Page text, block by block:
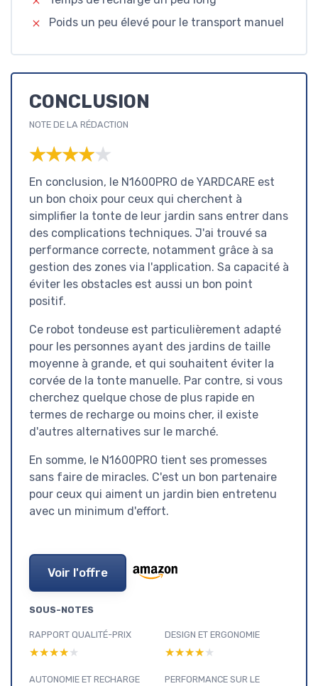
Poids un peu élevé pour le transport manuel
CONCLUSION
NOTE DE LA RÉDACTION
★★★★★
★★★★★
En conclusion, le N1600PRO de YARDCARE est
un bon choix pour ceux qui cherchent à
simplifier la tonte de leur jardin sans entrer dans
des complications techniques. J'ai trouvé sa
performance correcte, notamment grâce à sa
gestion des zones via l'application. Sa capacité à
éviter les obstacles est aussi un bon point
positif.
Ce robot tondeuse est particulièrement adapté
pour les personnes ayant des jardins de taille
moyenne à grande, et qui souhaitent éviter la
corvée de la tonte manuelle. Par contre, si vous
cherchez quelque chose de plus rapide en
termes de recharge ou moins cher, il existe
d'autres alternatives sur le marché.
En somme, le N1600PRO tient ses promesses
sans faire de miracles. C'est un bon partenaire
pour ceux qui aiment un jardin bien entretenu
avec un minimum d'effort.
Voir l'offre
SOUS-NOTES
RAPPORT QUALITÉ-PRIX
★★★★★
★★★★★
DESIGN ET ERGONOMIE
★★★★★
★★★★★
AUTONOMIE ET RECHARGE
PERFORMANCE SUR LE